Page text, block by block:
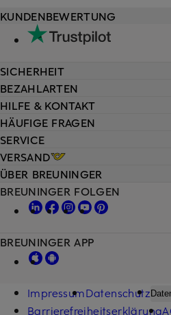
HILFE & KONTAKT
HÄUFIGE FRAGEN
SERVICE
VERSAND
KUNDENBEWERTUNG
SICHERHEIT
BEZAHLARTEN
ÜBER BREUNINGER
BREUNINGER FOLGEN
BREUNINGER APP
ImpressumDatenschutz
Barrierefreiheitserklärung